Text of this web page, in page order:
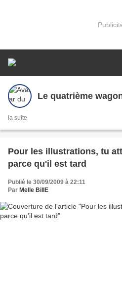
Le quatrième
la suite
Pour les illustrations, tu
parce qu'il est tard
Publié le 30/09/2009 à 22:11
Par Melle BillE